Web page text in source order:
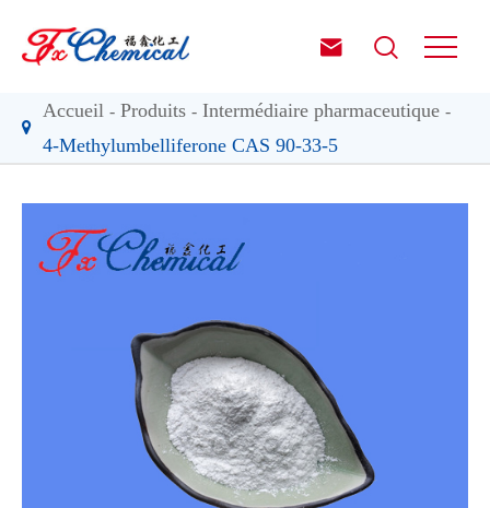
 
Accueil Produits
Intermédiaire pharmaceutique
4-Methylumbelliferone CAS 90-33-5